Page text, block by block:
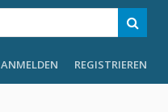
ANMELDEN REGISTRIEREN